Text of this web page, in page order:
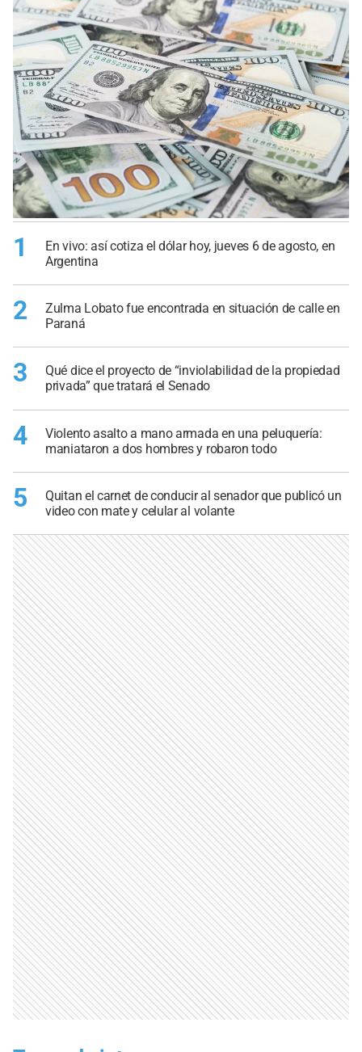
1
En vivo: así cotiza el dólar hoy, jueves 6 de agosto, en
Argentina
2
Zulma Lobato fue encontrada en situación de calle en
Paraná
3
Qué dice el proyecto de “inviolabilidad de la propiedad
privada” que tratará el Senado
4
Violento asalto a mano armada en una peluquería:
maniataron a dos hombres y robaron todo
5
Quitan el carnet de conducir al senador que publicó un
video con mate y celular al volante